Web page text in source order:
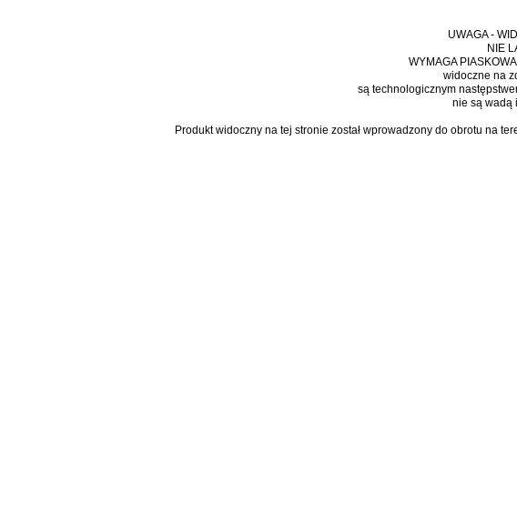
UWAGA -
NIE
WYMAGA
widoczne na
są technologicznym
nie są wadą
Produkt widoczny na tej stronie został wprowadzony do obrotu na